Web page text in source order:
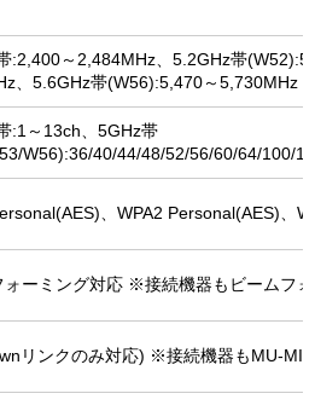
:2,400～2,484MHz、5.2GHz帯
、5.6GHz帯(W56):5,470～5,730MHz
:1～13ch、5GHz帯
W56):36/40/44/48/52/56/60/64/100/
、WPA2 Personal(AES)、
ォーミング対応 ※接続機器もビームフ
リンクのみ対応) ※接続機器もMU-